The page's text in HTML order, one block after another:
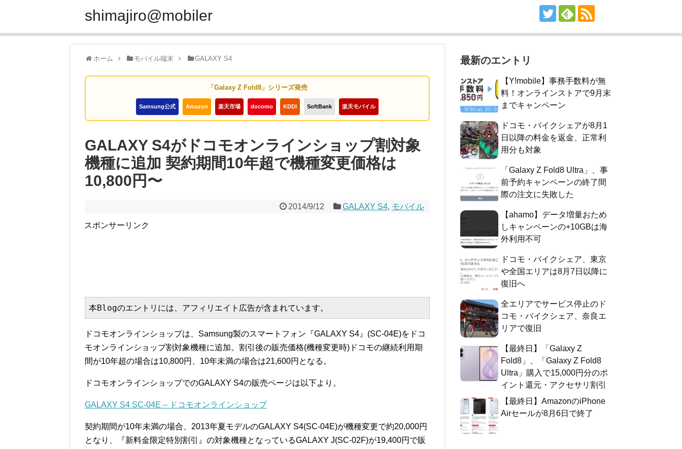
shimajiro@mobiler
ホーム モバイル端末 GALAXY S4
「Galaxy Z Fold8」シリーズ発売
Samsung公式 Amazon 楽天市場 docomo KDDI SoftBank 楽天モバイル
GALAXY S4がドコモオンラインショップ割対象
機種に追加 契約期間10年超で機種変更価格は
10,800円〜
2014/9/12 GALAXY S4, モバイル
スポンサーリンク
本Blogのエントリには、アフィリエイト広告が含まれています。
ドコモオンラインショップは、Samsung製のスマートフォン『GALAXY S4』(SC-04E)をドコ
モオンラインショップ割対象機種に追加。割引後の販売価格(機種変更時)ドコモの継続利用期
間が10年超の場合は10,800円、10年未満の場合は21,600円となる。
ドコモオンラインショップでのGALAXY S4の販売ページは以下より。
GALAXY S4 SC-04E – ドコモオンラインショップ
契約期間が10年未満の場合、2013年夏モデルのGALAXY S4(SC-04E)が機種変更で約20,000円
となり、『新料金限定特別割引』の対象機種となっているGALAXY J(SC-02F)が19,400円で販
最新のエントリ
【Y!mobile】事務手数料が無
料！オンラインストアで9月末
までキャンペーン
ドコモ・バイクシェアが8月1
日以降の料金を返金、正常利
用分も対象
「Galaxy Z Fold8 Ultra」、事
前予約キャンペーンの終了間
際の注文に失敗した
【ahamo】データ増量おため
しキャンペーンの+10GBは海
外利用不可
ドコモ・バイクシェア、東京
や全国エリアは8月7日以降に
復旧へ
全エリアでサービス停止のド
コモ・バイクシェア、奈良エ
リアで復旧
【最終日】「Galaxy Z
Fold8」、「Galaxy Z Fold8
Ultra」購入で15,000円分のポ
イント還元・アクセサリ割引
【最終日】AmazonのiPhone
Airセールが8月6日で終了